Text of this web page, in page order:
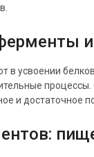
в усвоении
и достаточное